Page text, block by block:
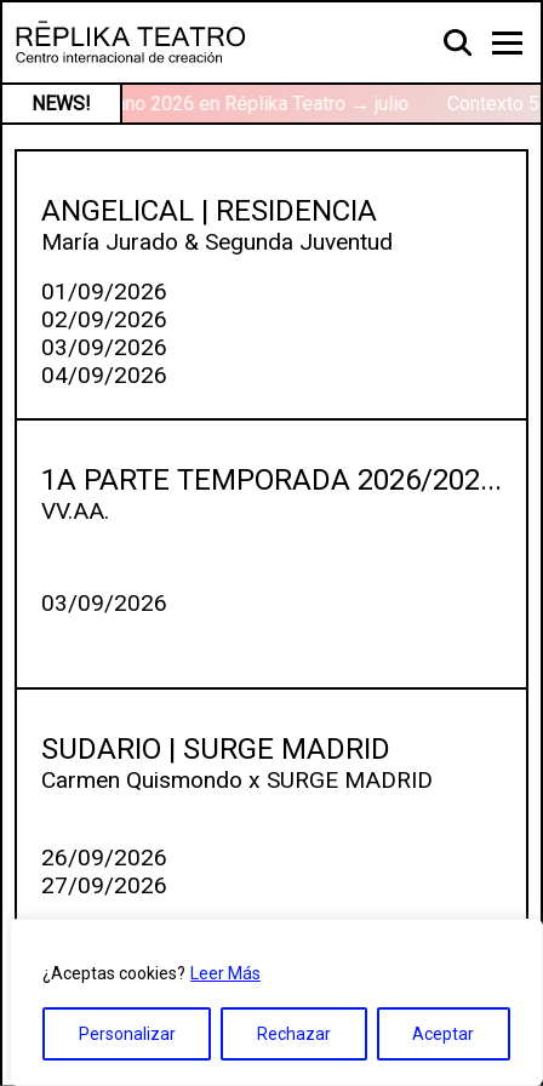
¿Aceptas cookies? Leer Más
Personalizar Rechazar Aceptar
NEWS!de verano 2026 en Réplika Teatro → julio Contexto
ANGELICAL | RESIDENCIA
María Jurado & Segunda Juventud
01/09/2026
02/09/2026
03/09/2026
04/09/2026
1A PARTE TEMPORADA 2026/202...
VV.AA.
03/09/2026
SUDARIO | SURGE MADRID
Carmen Quismondo x SURGE MADRID
26/09/2026
27/09/2026